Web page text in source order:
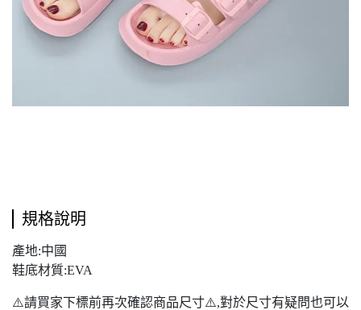
規格說明
產地:中國
鞋底材質:EVA
⚠️請買家下標前再次確認商品尺寸⚠️,對於尺寸有疑問也可以